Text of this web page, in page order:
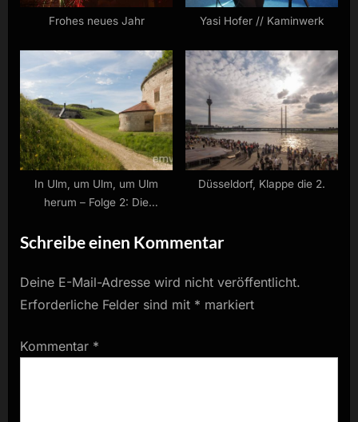
Frohes neues Jahr Yasi Hofer // Kaminwerk
In Ulm, um Ulm, um Ulm
herum – Folge 2: Die
Düsseldorf, Klappe die 2.
Schreibe einen Kommentar
Deine E-Mail-Adresse wird nicht veröffentlicht.
Erforderliche Felder sind mit * markiert
Kommentar *